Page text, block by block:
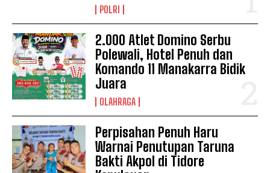
POLRI
2.000 Atlet Domino Serbu
Polewali, Hotel Penuh dan
Komando 11 Manakarra Bidik
Juara
OLAHRAGA
Perpisahan Penuh Haru
Warnai Penutupan Taruna
Bakti Akpol di Tidore